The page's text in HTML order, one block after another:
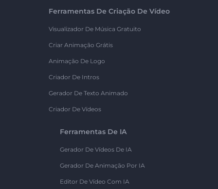
Ferramentas De Criação De Vídeo
Visualizador De Música Gratuito
Criar Animação Grátis
Animação De Logo
Criador De Intros
Gerador De Texto Animado
Criador De Vídeos
Ferramentas De IA
Gerador De Vídeos De IA
Gerador De Animação Por IA
Editor De Vídeo Com IA